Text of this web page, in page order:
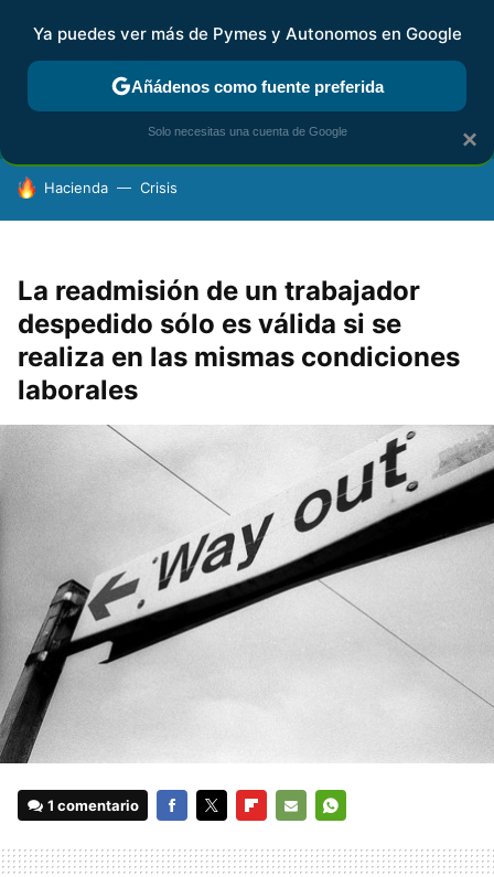
FISCALIDAD Y CONTABILIDAD KIT DIGITAL RENTA
HOY SE HABLA DE
Hacienda Crisis
La readmisión de un trabajador
despedido sólo es válida si se
realiza en las mismas condiciones
laborales
1 comentario
MAIL
×
Ya puedes ver más de Pymes y Autonomos en Google
Añádenos como fuente preferida
Solo necesitas una cuenta de Google